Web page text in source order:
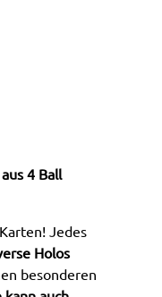
4 Ball
Jedes
Holos
besonderen